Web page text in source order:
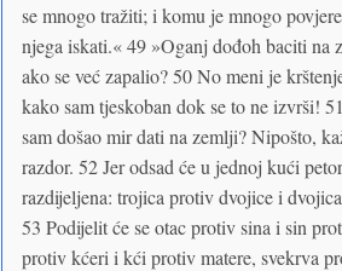
se mnogo tražiti; i komu je mnogo
njega iskati.« 49 »Oganj dođoh baciti na
ako se već zapalio? 50 No meni je
kako sam tjeskoban dok se to ne izvrši!
sam došao mir dati na zemlji? Nipošto,
razdor. 52 Jer odsad će u jednoj kući
razdijeljena: trojica protiv dvojice i
53 Podijelit će se otac protiv sina i sin
protiv kćeri i kći protiv matere, svekrva